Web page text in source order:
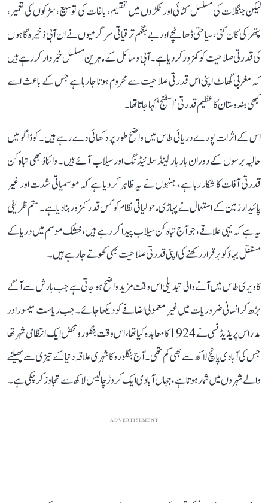
لیکن جنگلات کی مسلسل کٹائی اور ٹکڑوں میں تقسیم، باغات کی توسیع، سڑکوں کی تعمیر،
پتھر کی کان کنی، سیاحتی ڈھانچے اور بے ہنگم ترقیاتی سرگرمیوں نے ان آبی ذخیرہ گاہوں
کی قدرتی صلاحیت کو کمزور کر دیا ہے۔ آبی وسائل کے ماہرین مسلسل خبردار کر رہے ہیں
کہ مغربی گھاٹ اپنی اس قدرتی صلاحیت سے محروم ہوتا جا رہا ہے جس کے باعث اسے
کبھی ہندوستان کا عظیم قدرتی ’اسفنج‘ کہا جاتا تھا۔
اس کے اثرات پورے دریائی طاس میں واضح طور پر دکھائی دے رہے ہیں۔ کوڈاگو میں
حالیہ برسوں کے دوران بار بار لینڈ سلائیڈنگ اور سیلاب آئے ہیں۔ وائناڈ بھی تباہ کن
قدرتی آفات کا شکار رہا ہے، جنہوں نے یہ ظاہر کر دیا ہے کہ موسمیاتی شدت اور غیر
پائیدار زمین کے استعمال نے پہاڑی ماحولیاتی نظام کو کس قدر کمزور بنا دیا ہے۔ ستم ظریفی
یہ ہے کہ یہی علاقے، جو آج تباہ کن سیلاب پیدا کر رہے ہیں، خشک موسم میں دریا کے
مستقل بہاؤ کو برقرار رکھنے کی اپنی قدرتی صلاحیت بھی کھوتے جا رہے ہیں۔
کاویری طاس میں آنے والی تبدیلی اس وقت مزید واضح ہو جاتی ہے جب بارش سے آگے
بڑھ کر انسانی ضروریات میں غیر معمولی اضافے کو دیکھا جائے۔ جب ریاست میسور اور
مدراس پریذیڈنسی نے 1924 کا معاہدہ کیا تھا، اس وقت بنگلورو محض ایک انتظامی شہر تھا
جس کی آبادی پانچ لاکھ سے بھی کم تھی۔ آج بنگلورو کا شہری علاقہ دنیا کے تیزی سے پھیلنے
والے شہروں میں شمار ہوتا ہے، جہاں آبادی ایک کروڑ چالیس لاکھ سے تجاوز کر چکی ہے۔
ADVERTISEMENT